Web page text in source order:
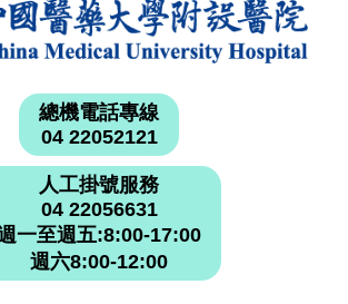
總機電話專線
04 22052121
人工掛號服務
04 22056631
一至週五:8:00-17:00
週六8:00-12:00